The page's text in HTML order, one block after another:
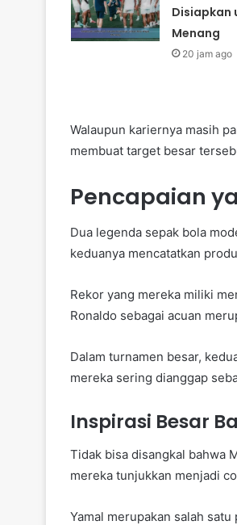
Disiapkan
Menang
20 jam ago
Walaupun kariernya masih
membuat target besar
Pencapaian
Dua legenda sepak bola
keduanya mencatatkan
Rekor yang mereka miliki
Ronaldo sebagai acuan
Dalam turnamen besar,
mereka sering dianggap
Inspirasi Besar
Tidak bisa disangkal bahwa
mereka tunjukkan menjadi
Yamal merupakan salah